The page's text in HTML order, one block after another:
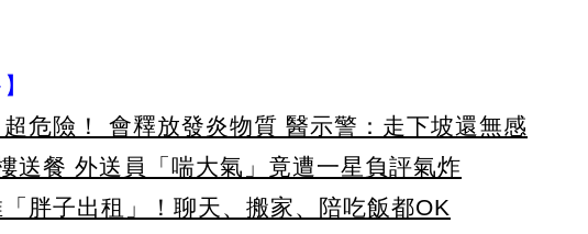
超危險！ 會釋放發炎物質 醫示警：走下坡還無感
送餐 外送員「喘大氣」竟遭一星負評氣炸
「胖子出租」！聊天、搬家、陪吃飯都OK